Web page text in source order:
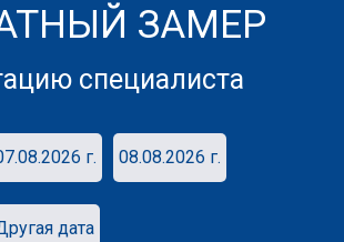
ЗАМЕР
специалиста
г. 08.08.2026 г.
дата